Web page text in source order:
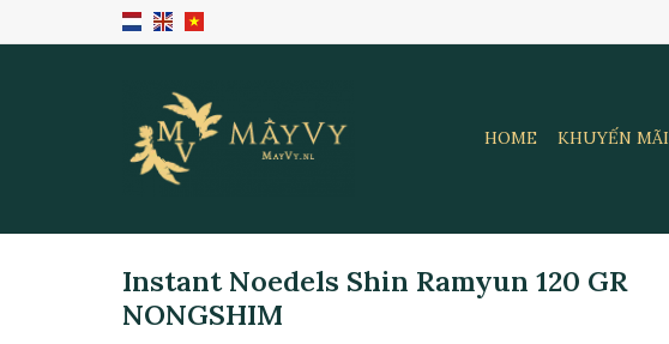
HOME KHUYẾN MÃI
Instant Noedels Shin Ramyun 120 GR
NONGSHIM